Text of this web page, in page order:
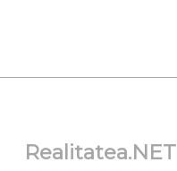
Realitatea.NET